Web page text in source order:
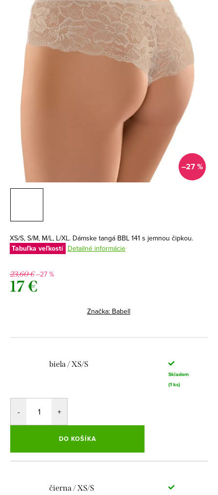
–27 %
XS/S, S/M, M/L, L/XL. Dámske tangá BBL 141 s jemnou čipkou.
Tabuľka veľkostí Detailné informácie
23,60 €–27 %
17 €
Značka: Babell
biela / XS/S
Skladom
(1 ks)
DO KOŠÍKA
čierna / XS/S